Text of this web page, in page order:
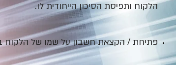
הלקוח ותפיסת הסיכון הייחודית לו.
פתיחת / הקצאת חשבון על שמו של הלקוח